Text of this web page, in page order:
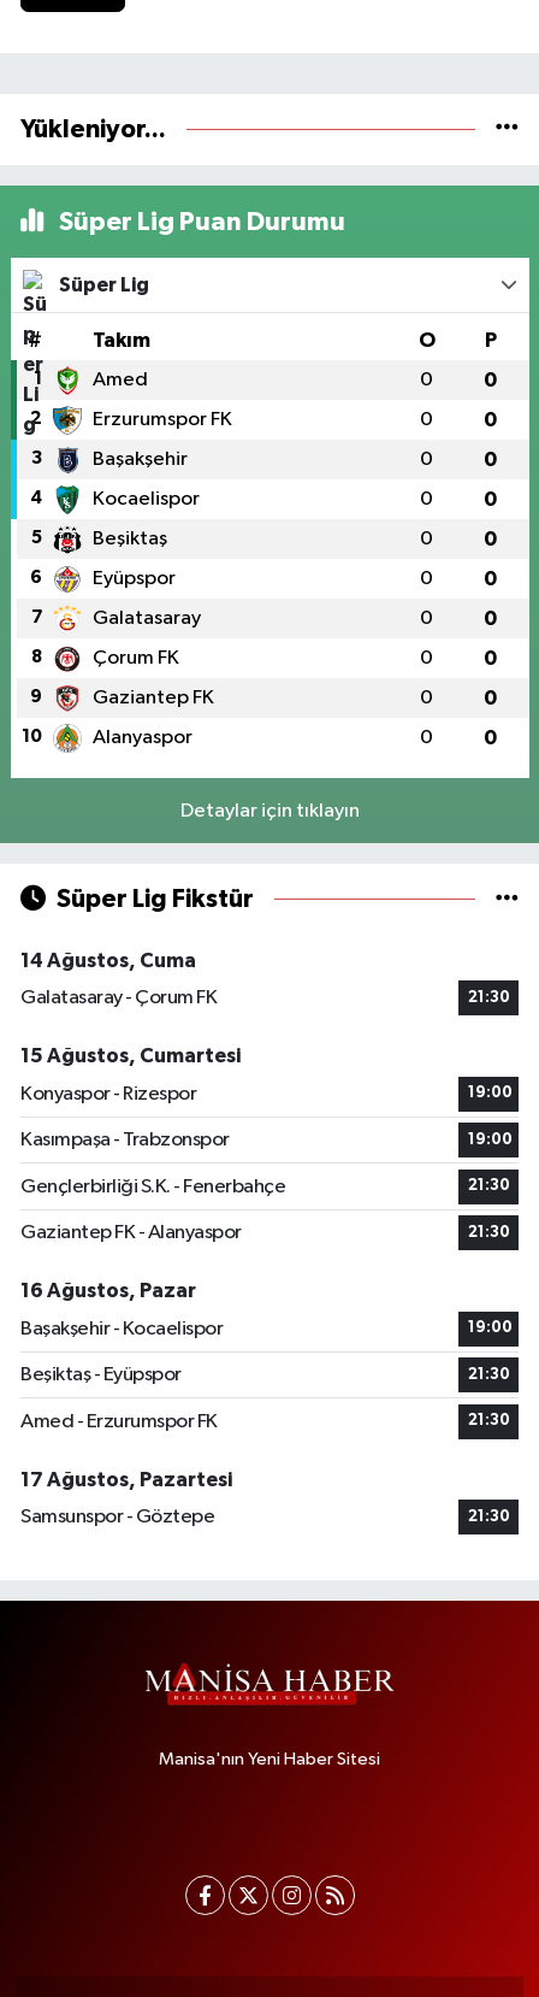
Yükleniyor...
Süper Lig Puan Durumu
Süper Lig
# Takım O P
1 Amed 0 0
2 Erzurumspor FK 0 0
3 Başakşehir 0 0
4 Kocaelispor 0 0
5 Beşiktaş 0 0
6 Eyüpspor 0 0
7 Galatasaray 0 0
8 Çorum FK 0 0
9 Gaziantep FK 0 0
10 Alanyaspor 0 0
Detaylar için tıklayın
Süper Lig Fikstür
14 Ağustos, Cuma
Galatasaray - Çorum FK
21:30
15 Ağustos, Cumartesi
Konyaspor - Rizespor
19:00
Kasımpaşa - Trabzonspor 19:00
Gençlerbirliği S.K. - Fenerbahçe 21:30
Gaziantep FK - Alanyaspor 21:30
16 Ağustos, Pazar
Başakşehir - Kocaelispor
19:00
Beşiktaş - Eyüpspor 21:30
Amed - Erzurumspor FK 21:30
17 Ağustos, Pazartesi
Samsunspor - Göztepe
21:30
Manisa'nın Yeni Haber Sitesi